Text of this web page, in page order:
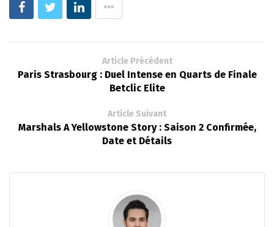
Article Précédent
Paris Strasbourg : Duel Intense en Quarts de Finale
Betclic Elite
Article Suivant
Marshals A Yellowstone Story : Saison 2 Confirmée,
Date et Détails